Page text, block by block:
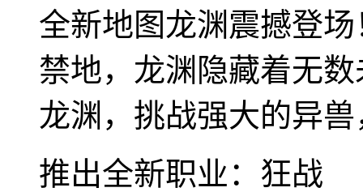
全新地图龙渊震撼登
禁地，龙渊隐藏着无
龙渊，挑战强大的异
推出全新职业：狂战